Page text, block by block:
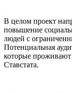
В целом проект
повышение
людей с
Потенциальная
которые
Ставстата.